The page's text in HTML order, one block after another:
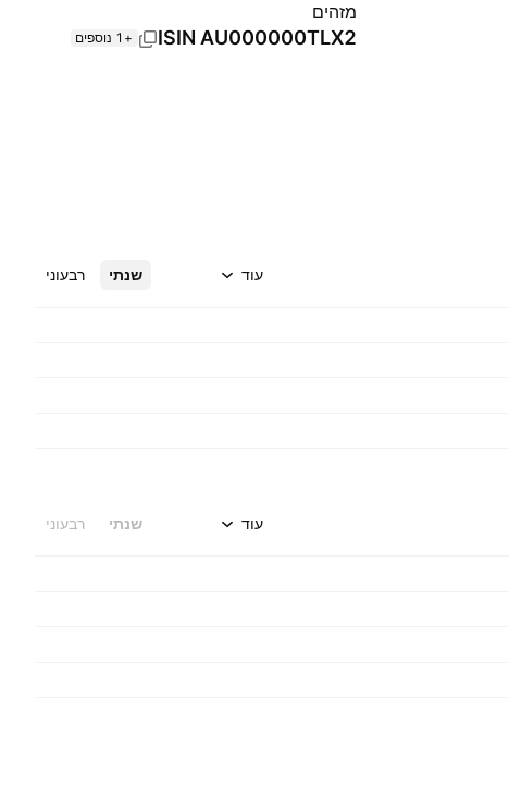
מזהים
ISIN AU000000TLX2 +1 נוספים
שנתי רבעוני עוד
שנתי רבעוני עוד